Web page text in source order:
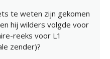
te weten zijn gekomen
hij wilders volgde voor
reeks voor L1
zender)?